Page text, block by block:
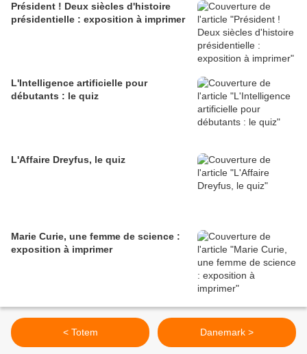
Président ! Deux siècles d'histoire
présidentielle : exposition à imprimer
L'Intelligence artificielle pour
débutants : le quiz
L'Affaire Dreyfus, le quiz
Marie Curie, une femme de science :
exposition à imprimer
< Totem Danemark >